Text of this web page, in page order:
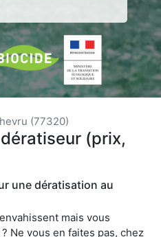
(77320)
(prix,
une dératisation au
mais vous
Ne vous en faites pas, chez